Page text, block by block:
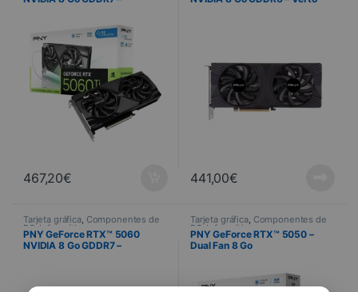
467,20€ 441,00€
Tarjeta gráfica, Componentes de
PC,Informática
PNY GeForce RTX™ 5060
NVIDIA 8 Go GDDR7 –
Tarjeta gráfica, Componentes de
PC,Informática
PNY GeForce RTX™ 5050 –
Dual Fan 8 Go